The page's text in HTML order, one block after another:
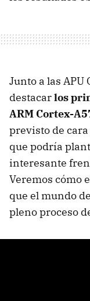
Junto a las
destacarlos
ARM Cortex-
previsto de
que podría
interesante
Veremos cómo
que el mundo
pleno proceso